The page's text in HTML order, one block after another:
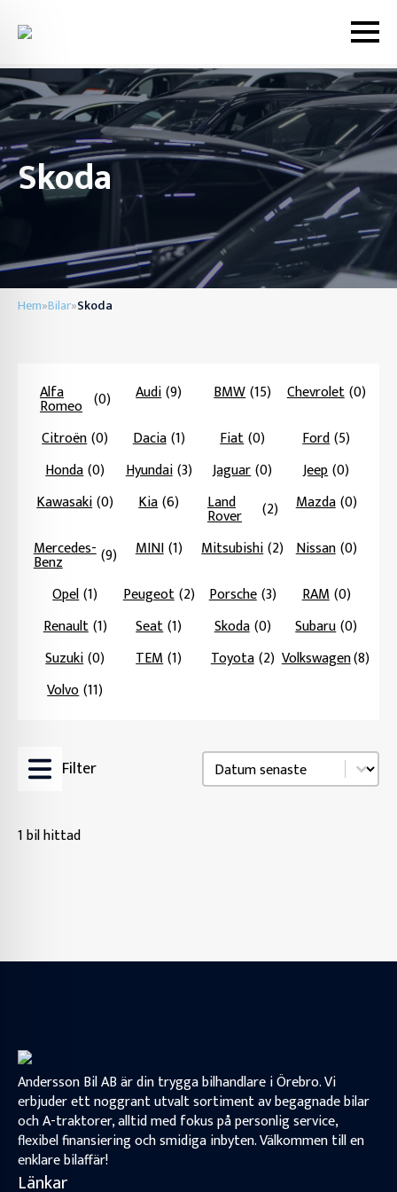
Skoda
Hem»Bilar»Skoda
Alfa
Romeo (0) Audi(9) BMW(15) Chevrolet(0)
Citroën(0) Dacia(1) Fiat(0) Ford(5)
Honda(0) Hyundai(3) Jaguar(0) Jeep(0)
Kawasaki(0) Kia(6) Land
Rover (2) Mazda(0)
Mercedes-
Benz (9) MINI(1) Mitsubishi(2) Nissan(0)
Opel(1) Peugeot(2) Porsche(3) RAM(0)
Renault(1) Seat(1) Skoda(0) Subaru(0)
Suzuki(0) TEM(1) Toyota(2) Volkswagen(8)
Volvo(11)
Filter Sortering
Sort content
1 bil hittad
Andersson Bil AB är din trygga bilhandlare i Örebro. Vi
erbjuder ett noggrant utvalt sortiment av begagnade bilar
och A-traktorer, alltid med fokus på personlig service,
flexibel finansiering och smidiga inbyten. Välkommen till en
enklare bilaffär!
Länkar